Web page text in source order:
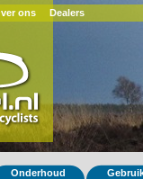
ons Dealers
Onderhoud